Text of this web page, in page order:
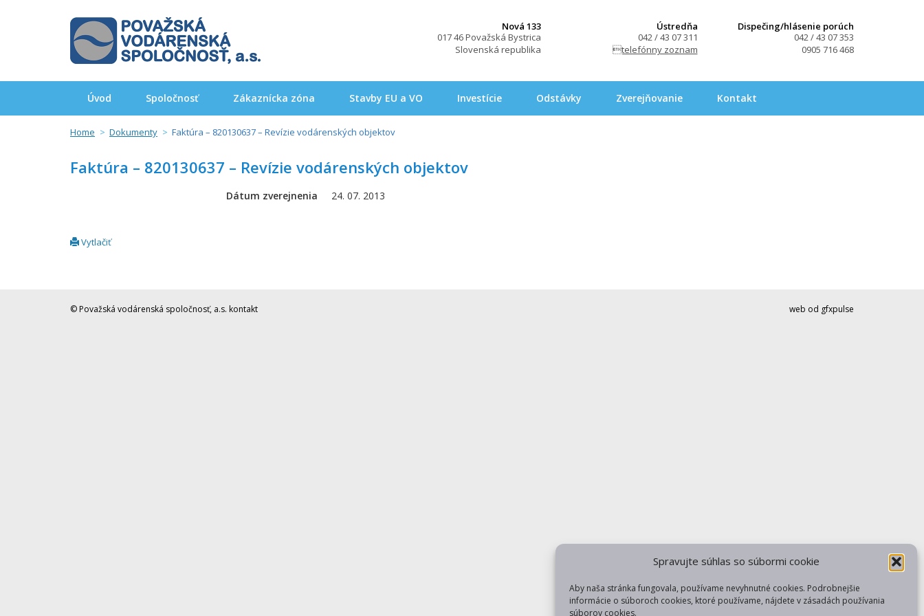
Spravujte súhlas so súbormi cookie
Aby naša stránka fungovala, používame nevyhnutné cookies. Podrobnejšie
informácie o súboroch cookies, ktoré používame, nájdete v zásadách používania
súborov cookies.
Nová 133
017 46 Považská Bystrica
Slovenská republika
Ústredňa
042 / 43 07 311
telefónny zoznam
Dispečing/hlásenie porúch
042 / 43 07 353
0905 716 468
Úvod Spoločnosť Zákaznícka zóna Stavby EU a VO Investície Odstávky Zverejňovanie Kontakt
Home Dokumenty Faktúra – 820130637 – Revízie vodárenských objektov
Faktúra – 820130637 – Revízie vodárenských objektov
Dátum zverejnenia 24. 07. 2013
Vytlačiť
© Považská vodárenská spoločnosť, a.s. kontakt web od gfxpulse